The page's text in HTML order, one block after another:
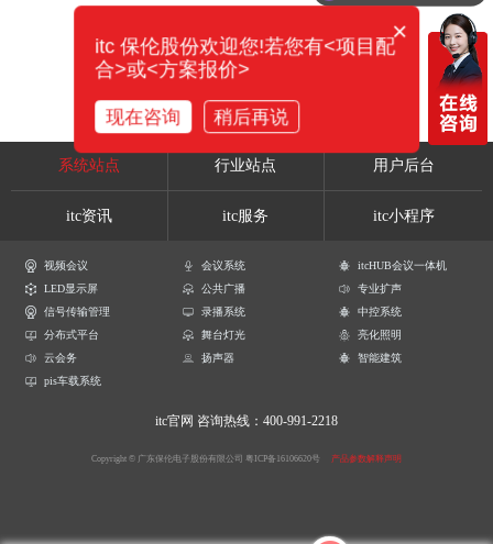
系统站点 行业站点 用户后台
itc资讯 itc服务 itc小程序
视频会议 会议系统
itcHUB会议一体机
LED显示屏
公共广播
专业扩声
信号传输管理
录播系统
中控系统
分布式平台
舞台灯光
亮化照明
云会务
扬声器
智能建筑
pis车载系统
itc官网 咨询热线：400-991-2218
Copyright © 广东保伦电子股份有限公司 粤ICP备16106620号 产品参数解释声明
×
itc 保伦股份欢迎您!若您有<项目配
合>或<方案报价>
现在咨询 稍后再说